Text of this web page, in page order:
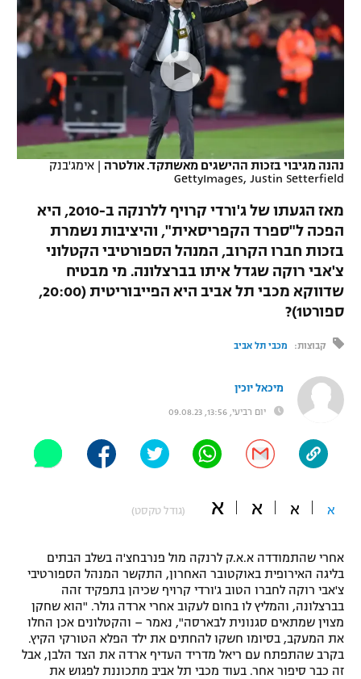
VOD
רץ ברשת
תוצאות
לוח שידורים
ברחבה
"מחצית בשכונה" – פודקאסט
משתתפים וזוכים בפרסים
תקנון עבור פעילות ספורט 1 – "מרלן"
תנאי שימוש
מדיניות פרטיות
נבחרת ישראל
מכבי חיפה
בית"ר ירושלים
הפועל תל אביב
הפועל חיפה
הפועל באר שבע
מכבי נתניה
ליגה ספרדית
ליגה איטלקית
ליגה צרפתית
ליגה הולנדית
ליגה סינית
ליגה ברזילאית
ליגות נוספות
כדורסל נשים
מכבי תל אביב
הפועל חולון
הפועל ירושלים
דני אבדיה
יורוליג
יורוקאפ
טניס
כדוריד
כדורעף
שחייה
אגרוף
ספורט אולימפי
UFC
אופניים
כדורמים
פוטבול אמריקאי NFL
ספורט אתגרי ואקסטרים
אומנויות לחימה
גיימינג E-Sports
נהנה מגיבוי בזכות ההישגים מאשתקד. אולטרה | אימג'בנק
GettyImages, Justin Setterfield
מאז הגעתו של ג'ורדי קרויף ללרנקה ב-2010, היא
הפכה ל"ספרד הקפריסאית", והיציבות נשמרת
בזכות חברו הקרוב, המנהל הספורטיבי הקטלוני
צ'אבי רוקה שגדל איתו בברצלונה. מי מבטיח
שדווקא מכבי תל אביב היא הפייבוריטית (20:00,
ספורט1)?
קבוצות: מכבי תל אביב
מיכאל יוכין
יום רביעי, 13:56, 09.08.23
א א א א (גודל טקסט)
אחרי שהתמודדה א.א.ק לרנקה מול פנרבחצ'ה בשלב הבתים
בליגה האירופית באוקטובר האחרון, התקשר המנהל הספורטיבי
צ'אבי רוקה לחברו הטוב ג'ורדי קרויף שכיהן בתפקיד זהה
בברצלונה, והמליץ לו בחום לעקוב אחרי ארדה גולר. "הוא שחקן
מצוין שמתאים סגנונית לבארסה", נאמר – והקטלונים אכן החלו
את המעקב, בסיומו חשקו להחתים את ילד הפלא הטורקי הקיץ.
בקרב שהתפתח עם ריאל מדריד העדיף ארדה את הצד הלבן, אבל
זה כבר סיפור אחר. בעוד מכבי תל אביב מתכוננת לפגוש את